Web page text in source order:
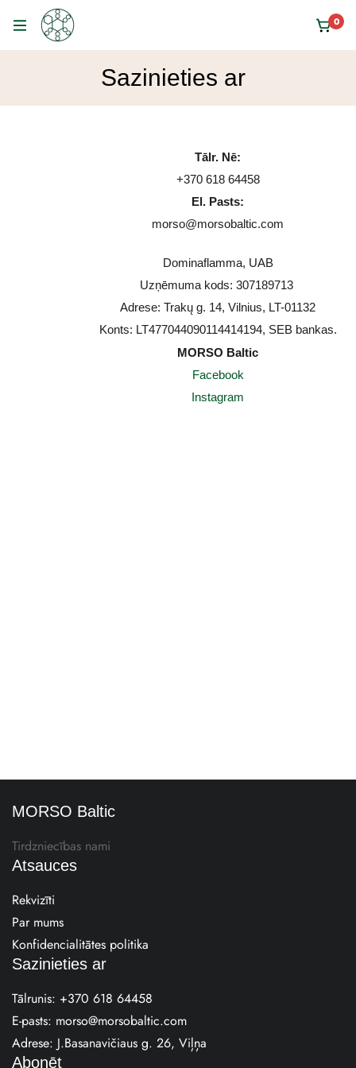
0
Sazinieties ar
Tālr. Nē:
+370 618 64458
El. Pasts:
morso@morsobaltic.com
Dominaflamma, UAB
Uzņēmuma kods: 307189713
Adrese: Trakų g. 14, Vilnius, LT-01132
Konts: LT477044090114414194, SEB bankas.
MORSO Baltic
Facebook
Instagram
MORSO Baltic
Tirdzniecības nami
Atsauces
Rekvizīti
Par mums
Konfidencialitātes politika
Sazinieties ar
Tālrunis: +370 618 64458
E-pasts: morso@morsobaltic.com
Adrese: J.Basanavičiaus g. 26, Viļņa
Abonēt